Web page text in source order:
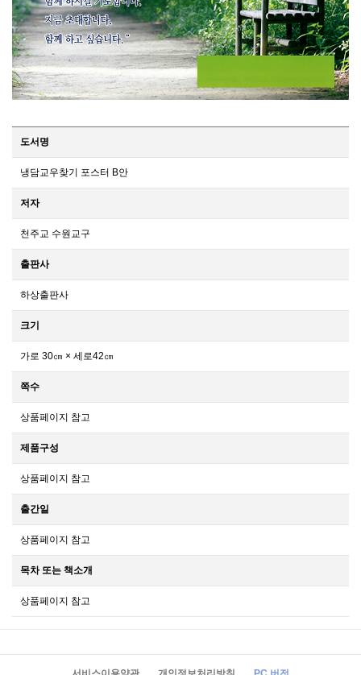
도서명
냉담교우찾기 포스터 B안
저자
천주교 수원교구
출판사
하상출판사
크기
가로 30㎝ × 세로42㎝
쪽수
상품페이지 참고
제품구성
상품페이지 참고
출간일
상품페이지 참고
목차 또는 책소개
상품페이지 참고